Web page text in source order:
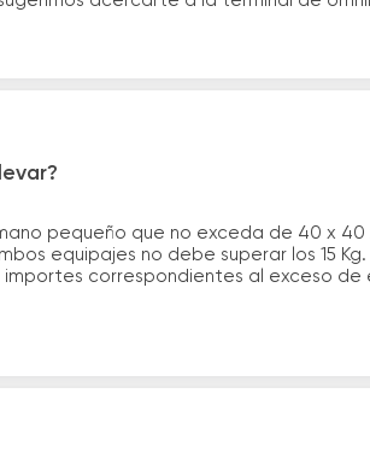
pequeño que no exceda de 40 x
equipajes no debe superar los 15
correspondientes al exceso de